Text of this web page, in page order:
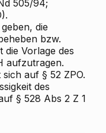
505/94;
die
bzw.
Vorlage des
aufzutragen.
auf § 52 ZPO.
des
§ 528 Abs 2 Z 1